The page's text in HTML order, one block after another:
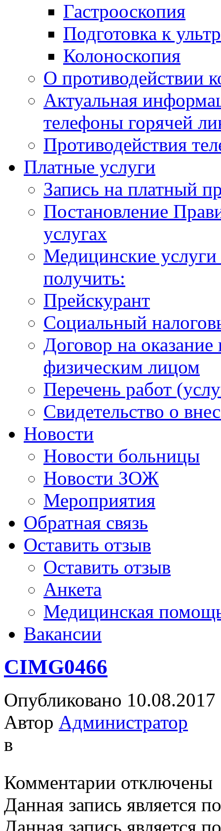
Гастрооскопия
Подготовка к
Колоноскопия
О противодействии
Актуальная
телефоны горячей
Противодействия
Платные услуги
Запись на платный
Постановление
услугах
Медицинские
получить:
Прейскурант
Социальный
Договор на
физическим лицом
Перечень работ
Свидетельство о
Новости
Новости больницы
Новости ЗОЖ
Мероприятия
Обратная связь
Оставить отзыв
Оставить отзыв
Анкета
Медицинская
Вакансии
CIMG0466
Опубликовано 10.08.2017
Автор Администратор
в
Комментарии записи
отключены
Данная запись является
Данная запись является